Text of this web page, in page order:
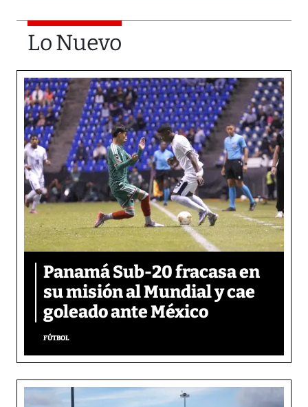
Lo Nuevo
Panamá Sub-20 fracasa en
su misión al Mundial y cae
goleado ante México
FÚTBOL